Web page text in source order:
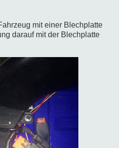
mit einer Blechplatte
darauf mit der Blechplatte